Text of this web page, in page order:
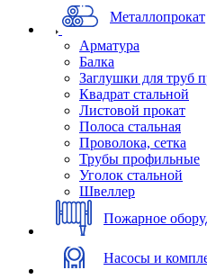
Металлопрокат
Арматура
Балка
Заглушки для труб
Квадрат стальной
Листовой прокат
Полоса стальная
Проволока, сетка
Трубы профильные
Уголок стальной
Швеллер
Пожарное
Насосы и